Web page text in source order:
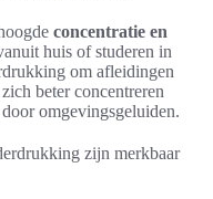
concentratie en
huis of studeren in
om afleidingen
beter concentreren
omgevingsgeluiden.
zijn merkbaar